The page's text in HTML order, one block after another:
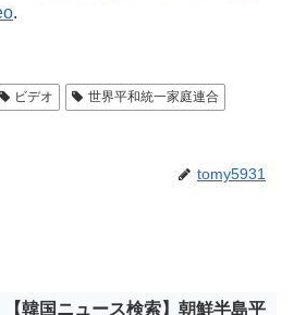
.
ビデオ
世界平和統一家庭連合
tomy5931
【韓国ニュース検索】朝鮮半島平